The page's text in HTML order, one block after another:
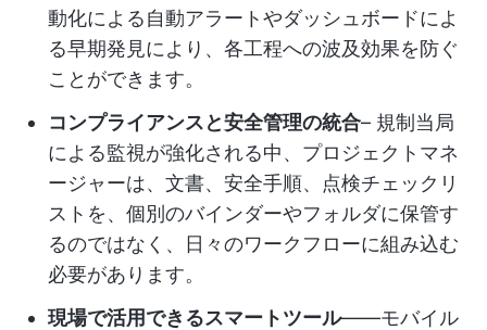
動化による自動アラートやダッシュボードによ
る早期発見により、各工程への波及効果を防ぐ
ことができます。
コンプライアンスと安全管理の統合– 規制当局
による監視が強化される中、プロジェクトマネ
ージャーは、文書、安全手順、点検チェックリ
ストを、個別のバインダーやフォルダに保管す
るのではなく、日々のワークフローに組み込む
必要があります。
現場で活用できるスマートツール――モバイル